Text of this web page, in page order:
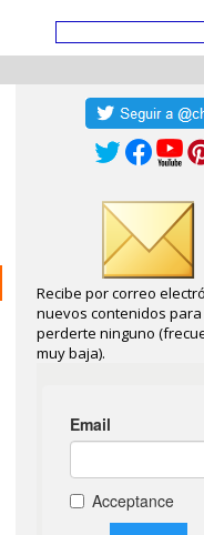
Recibe por correo
nuevos contenidos para
perderte ninguno
muy baja).